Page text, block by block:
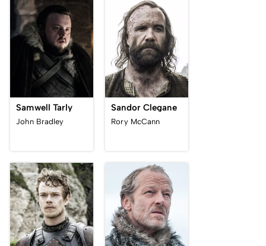
Samwell Tarly
John Bradley
Sandor Clegane
Rory McCann